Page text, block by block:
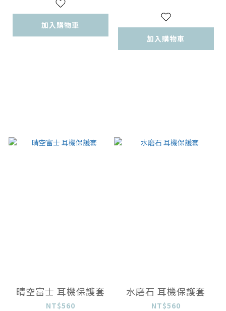
加入購物車
加入購物車
晴空富士 耳機保護套
NT$560
水磨石 耳機保護套
NT$560